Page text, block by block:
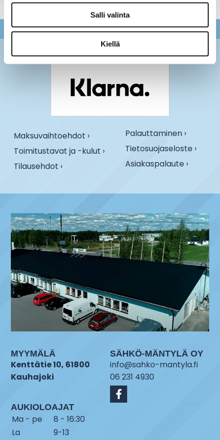
Salli valinta
Kiellä
Maksuvaihtoehdot ›
Toimitustavat ja -kulut ›
Tilausehdot ›
Palauttaminen ›
Tietosuojaseloste ›
Asiakaspalaute ›
MYYMÄLÄ
Kenttätie 10, 61800
Kauhajoki
AUKIOLOAJAT
Ma - pe
8 - 16:30
La
9-13
SÄHKÖ-MÄNTYLÄ OY
info@sahko-mantyla.fi
06 231 4930